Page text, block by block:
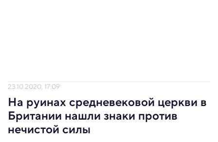
23.10.2020, 17:09
На руинах средневековой церкви в
Британии нашли знаки против
нечистой силы